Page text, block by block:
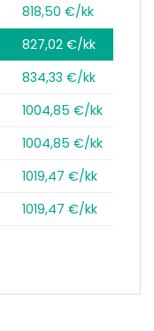
818,50 €/kk
827,02 €/kk
834,33 €/kk
1004,85 €/kk
1004,85 €/kk
1019,47 €/kk
1019,47 €/kk